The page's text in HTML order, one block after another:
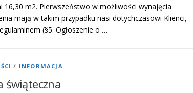
16,30 m2. Pierwszeństwo w możliwości wynajęcia
mają w takim przypadku nasi dotychczasowi Klienci,
(§5. Ogłoszenie o …
/ INFORMACJA
świąteczna